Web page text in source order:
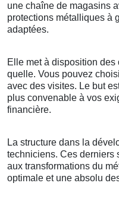
une chaîne de magasins
protections métalliques à
adaptées.
Elle met à disposition
quelle. Vous pouvez
avec des visites. Le but
plus convenable à vos
financière.
La structure dans la
techniciens. Ces derniers
aux transformations du
optimale et une absolu